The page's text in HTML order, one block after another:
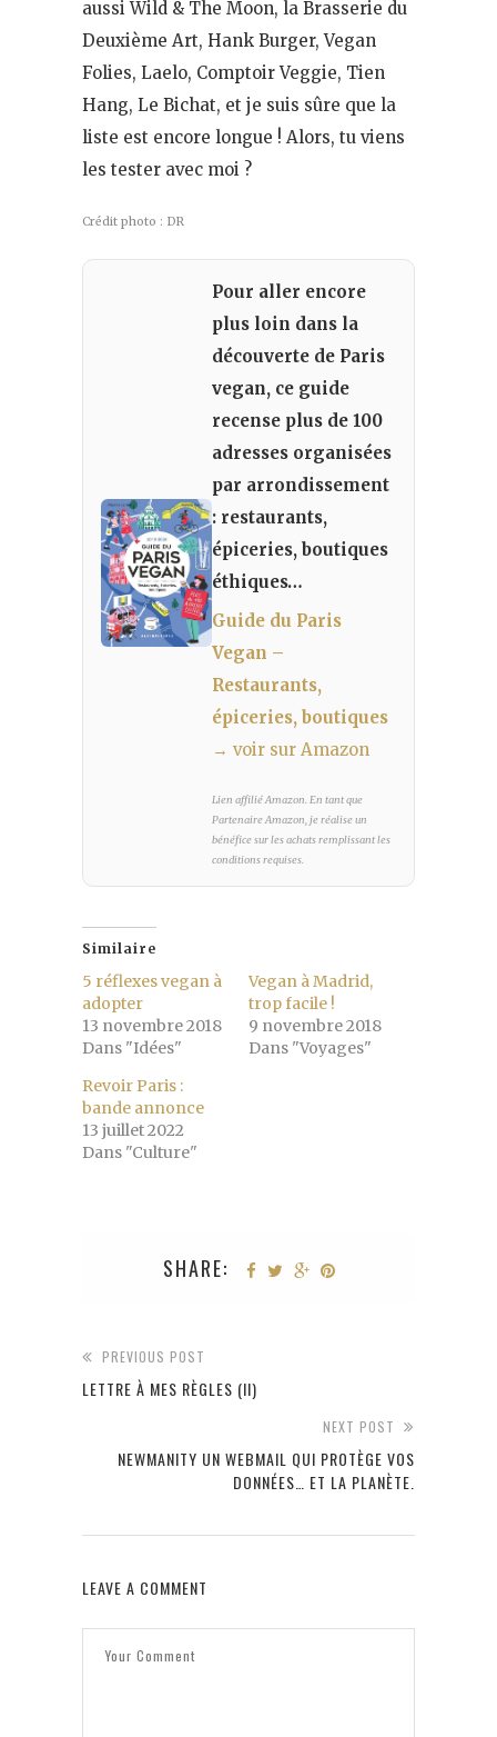
aussi Wild & The Moon, la Brasserie du
Deuxième Art, Hank Burger, Vegan
Folies, Laelo, Comptoir Veggie, Tien
Hang, Le Bichat, et je suis sûre que la
liste est encore longue ! Alors, tu viens
les tester avec moi ?
Crédit photo : DR
Pour aller encore
plus loin dans la
découverte de Paris
vegan, ce guide
recense plus de 100
adresses organisées
par arrondissement
: restaurants,
épiceries, boutiques
éthiques…
Guide du Paris
Vegan –
Restaurants,
épiceries, boutiques
→ voir sur Amazon
Lien affilié Amazon. En tant que
Partenaire Amazon, je réalise un
bénéfice sur les achats remplissant les
conditions requises.
Similaire
5 réflexes vegan à
adopter
13 novembre 2018
Dans "Idées"
Vegan à Madrid,
trop facile !
9 novembre 2018
Dans "Voyages"
Revoir Paris :
bande annonce
13 juillet 2022
Dans "Culture"
SHARE:
PREVIOUS POST
LETTRE À MES RÈGLES (II)
NEXT POST
NEWMANITY UN WEBMAIL QUI PROTÈGE VOS
DONNÉES… ET LA PLANÈTE.
LEAVE A COMMENT